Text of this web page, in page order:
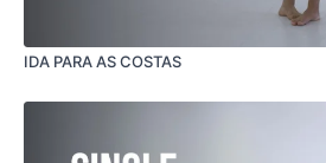
IDA PARA AS COSTAS